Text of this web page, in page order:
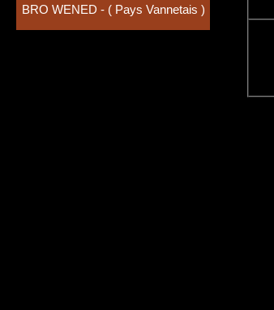
BRO WENED - ( Pays Vannetais )